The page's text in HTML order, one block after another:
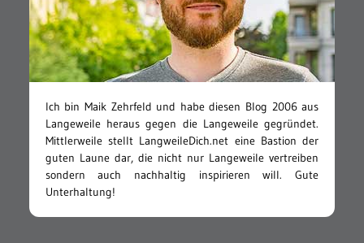
Ich bin Maik Zehrfeld und habe diesen Blog 2006 aus
Langeweile heraus gegen die Langeweile gegründet.
Mittlerweile stellt LangweileDich.net eine Bastion der
guten Laune dar, die nicht nur Langeweile vertreiben
sondern auch nachhaltig inspirieren will. Gute
Unterhaltung!